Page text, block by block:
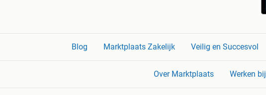
Blog Marktplaats Zakelijk Veilig en Succesvol
Over Marktplaats Werken bij